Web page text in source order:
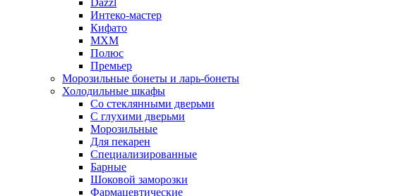
Интеко-мастер
Кифато
МХМ
Полюс
Премьер
Морозильные бонеты и ларь-бонеты
Холодильные шкафы
Со стеклянными дверьми
С глухими дверьми
Морозильные
Для пекарен
Специализированные
Барные
Шоковой заморозки
Фармацевтические